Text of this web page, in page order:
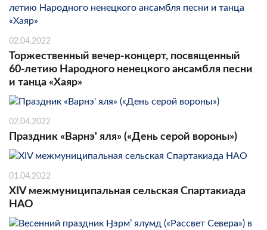
02.04.2022
Торжественный вечер-концерт, посвященный
60-летию Народного ненецкого ансамбля песни
и танца «Хаяр»
02.04.2022
Праздник «Варнэ' яля» («День серой вороны»)
01.04.2022
XIV межмуниципальная сельская Спартакиада
НАО